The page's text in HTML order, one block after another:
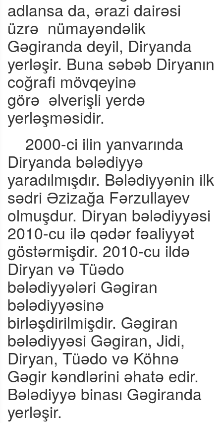
adlansa da, ərazi dairəsi
üzrə nümayəndəlik
Gəgiranda deyil, Diryanda
yerləşir. Buna səbəb Diryanın
coğrafi mövqeyinə
görə əlverişli yerdə
yerləşməsidir.
2000-ci ilin yanvarında
Diryanda bələdiyyə
yaradılmışdır. Bələdiyyənin ilk
sədri Əzizağa Fərzullayev
olmuşdur. Diryan bələdiyyəsi
2010-cu ilə qədər fəaliyyət
göstərmişdir. 2010-cu ildə
Diryan və Tüədo
bələdiyyələri Gəgiran
bələdiyyəsinə
birləşdirilmişdir. Gəgiran
bələdiyyəsi Gəgiran, Jidi,
Diryan, Tüədo və Köhnə
Gəgir kəndlərini əhatə edir.
Bələdiyyə binası Gəgiranda
yerləşir.